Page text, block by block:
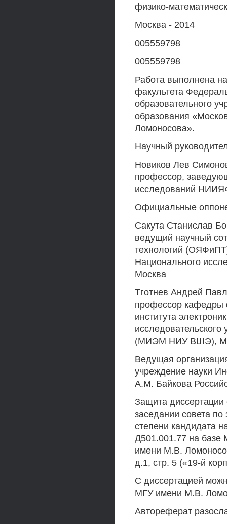
физико-
Москва - 2014
005559798
005559798
Работа выполнена
факультета
образовательного
образования
Ломоносова».
Научный
Новиков Лев
профессор,
исследований
Официальные
Сакута Станислав
ведущий научный
технологий
Национального
Москва
Тготнев Андрей
профессор кафедры
института
(МИЭМ НИУ ВШЭ),
Ведущая
учреждение науки
A.M. Байкова
Защита диссертации
заседании совета
степени кандидата
Д501.001.77 на базе
имени М.В.
д.1, стр. 5 («19-й
С диссертацией
МГУ имени М.В.
Автореферат